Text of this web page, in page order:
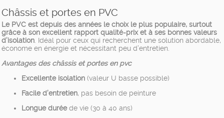
Châssis et portes en PVC
Le PVC est depuis des années le choix le plus populaire, surtout
grâce à son excellent rapport qualité-prix et à ses bonnes valeurs
d’isolation . Idéal pour ceux qui recherchent une solution abordable,
économe en énergie et nécessitant peu d’entretien.
Avantages des châssis et portes en pvc
Excellente isolation (valeur U basse possible)
Facile d’entretien, pas besoin de peinture
Longue duréede vie (30 à 40 ans)